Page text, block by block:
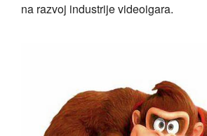
na razvoj industrije videoigara.